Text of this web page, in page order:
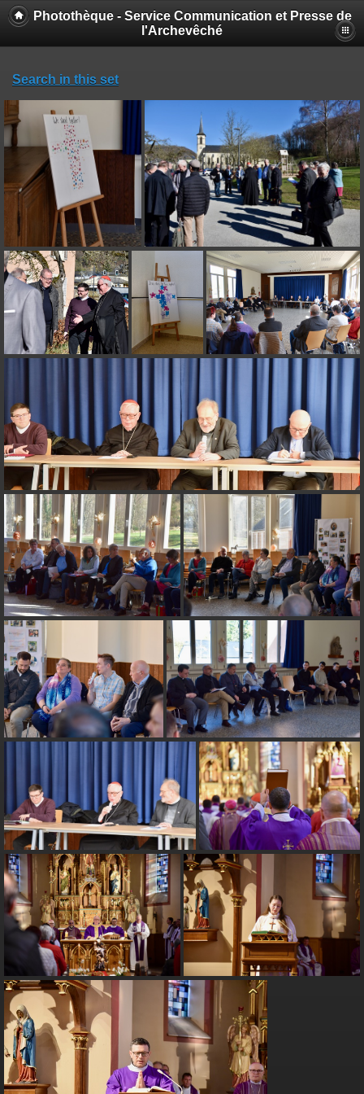
Photothèque - Service Communication et Presse de
l'Archevêché
Search in this set